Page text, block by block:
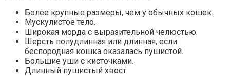
Более крупные размеры, чем у обычных кошек.
Мускулистое тело.
Широкая морда с выразительной челюстью.
Шерсть полудлинная или длинная, если
беспородная кошка оказалась пушистой.
Большие уши с кисточками.
Длинный пушистый хвост.